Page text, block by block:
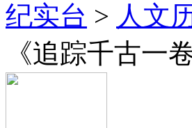
纪实台 > 人文
《追踪千古一卷